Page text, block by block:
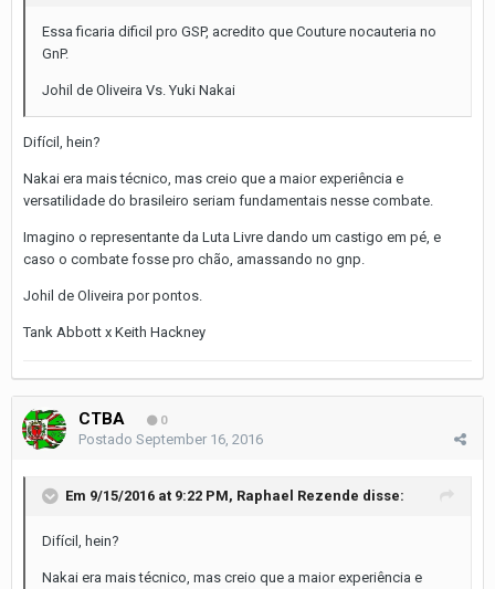
Essa ficaria dificil pro GSP, acredito que Couture nocauteria no
GnP.
Johil de Oliveira Vs. Yuki Nakai
Difícil, hein?
Nakai era mais técnico, mas creio que a maior experiência e
versatilidade do brasileiro seriam fundamentais nesse combate.
Imagino o representante da Luta Livre dando um castigo em pé, e
caso o combate fosse pro chão, amassando no gnp.
Johil de Oliveira por pontos.
Tank Abbott x Keith Hackney
CTBA 0
Postado September 16, 2016
Em 9/15/2016 at 9:22 PM, Raphael Rezende disse:
Difícil, hein?
Nakai era mais técnico, mas creio que a maior experiência e